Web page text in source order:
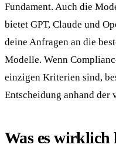
Fundament. Auch die
bietet GPT, Claude und
deine Anfragen an die
Modelle. Wenn
einzigen Kriterien sind,
Entscheidung anhand der
Was es wirklich